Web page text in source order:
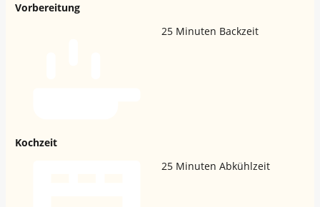
Vorbereitung
Kochzeit
25 Minuten Backzeit
25 Minuten Abkühlzeit